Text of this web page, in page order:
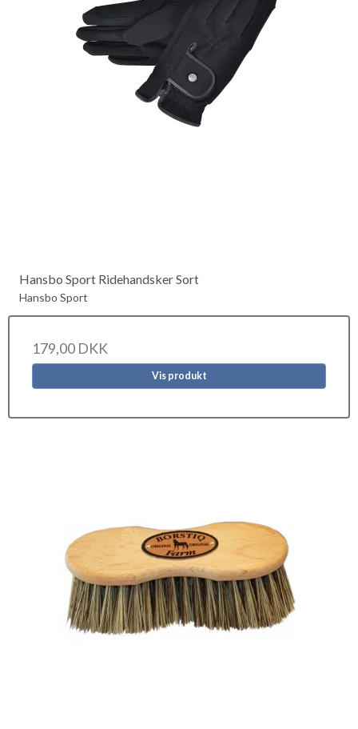
Hansbo Sport Ridehandsker Sort
Hansbo Sport
179,00 DKK
Vis produkt